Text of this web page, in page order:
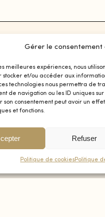
Gérer le consentement
meilleures expériences, nous
stocker et/ou accéder aux
technologies nous permettra de
de navigation ou les ID uniques
son consentement peut avoir un
et fonctions.
Refuser
Politique de cookiesPolitique